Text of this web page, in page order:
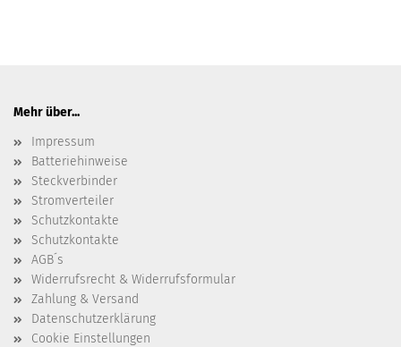
Mehr über...
Impressum
Batteriehinweise
Steckverbinder
Stromverteiler
Schutzkontakte
Schutzkontakte
AGB´s
Widerrufsrecht & Widerrufsformular
Zahlung & Versand
Datenschutzerklärung
Cookie Einstellungen